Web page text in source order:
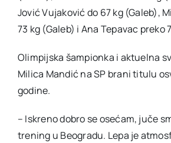
Jović Vujaković do 67 kg (Galeb),
73 kg (Galeb) i Ana Tepavac preko
Olimpijska šampionka i aktuelna
Milica Mandić na SP brani titulu
godine.
– Iskreno dobro se osećam, juče
trening u Beogradu. Lepa je